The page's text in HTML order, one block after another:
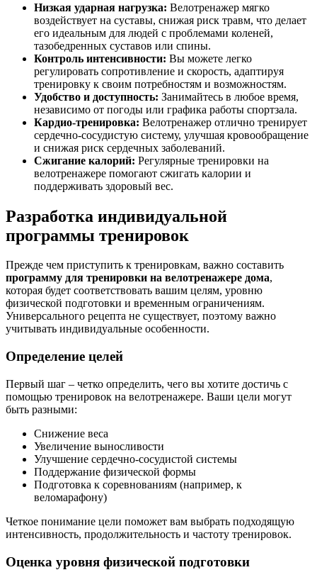
Низкая ударная нагрузка: Велотренажер мягко
воздействует на суставы, снижая риск травм, что делает
его идеальным для людей с проблемами коленей,
тазобедренных суставов или спины.
Контроль интенсивности: Вы можете легко
регулировать сопротивление и скорость, адаптируя
тренировку к своим потребностям и возможностям.
Удобство и доступность: Занимайтесь в любое время,
независимо от погоды или графика работы спортзала.
Кардио-тренировка: Велотренажер отлично тренирует
сердечно-сосудистую систему, улучшая кровообращение
и снижая риск сердечных заболеваний.
Сжигание калорий: Регулярные тренировки на
велотренажере помогают сжигать калории и
поддерживать здоровый вес.
Разработка индивидуальной
программы тренировок
Прежде чем приступить к тренировкам, важно составить
программу для тренировки на велотренажере дома,
которая будет соответствовать вашим целям, уровню
физической подготовки и временным ограничениям.
Универсального рецепта не существует, поэтому важно
учитывать индивидуальные особенности.
Определение целей
Первый шаг – четко определить, чего вы хотите достичь с
помощью тренировок на велотренажере. Ваши цели могут
быть разными:
Снижение веса
Увеличение выносливости
Улучшение сердечно-сосудистой системы
Поддержание физической формы
Подготовка к соревнованиям (например, к
веломарафону)
Четкое понимание цели поможет вам выбрать подходящую
интенсивность, продолжительность и частоту тренировок.
Оценка уровня физической подготовки